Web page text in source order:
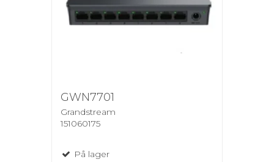
GWN7701
Grandstream
151060175
På lager